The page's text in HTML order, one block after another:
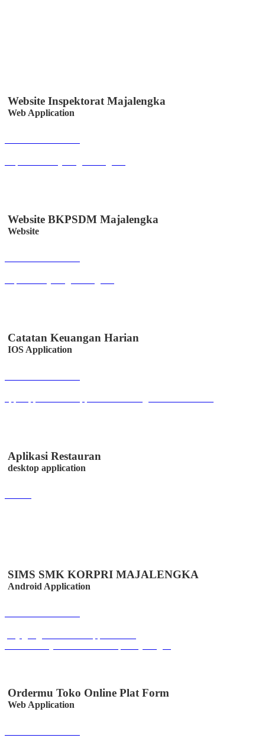
Website Inspektorat Majalengka
Web Application
Website BKPSDM Majalengka
Website
Catatan Keuangan Harian
IOS Application
Aplikasi Restauran
desktop application
SIMS SMK KORPRI MAJALENGKA
Android Application
Ordermu Toko Online Plat Form
Web Application